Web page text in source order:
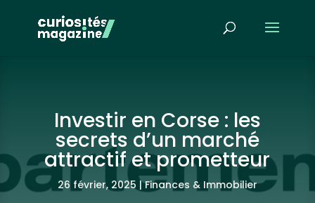
Investir en Corse : les
secrets d’un marché
attractif et prometteur
26 février, 2025 |Finances & Immobilier